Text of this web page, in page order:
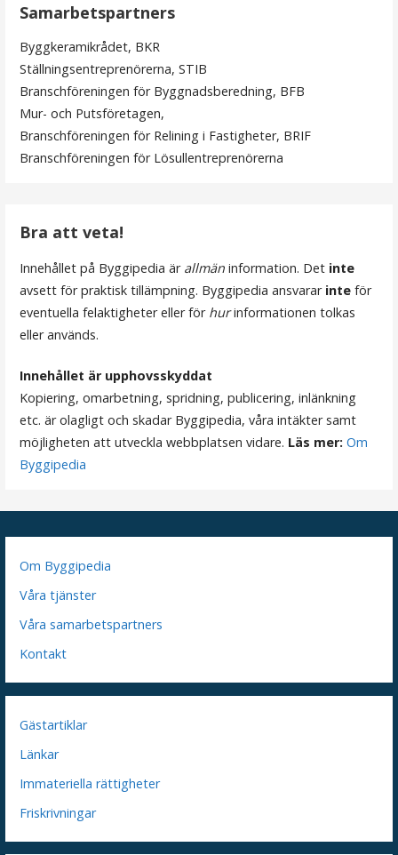
g
g
n
a
g
e
n
g
Samarbetspartners
Byggkeramikrådet, BKR
Ställningsentreprenörerna, STIB
Branschföreningen för Byggnadsberedning, BFB
Mur- och Putsföretagen,
Branschföreningen för Relining i Fastigheter, BRIF
Branschföreningen för Lösullentreprenörerna
Bra att veta!
Innehållet på Byggipedia är allmän information. Det inte
avsett för praktisk tillämpning. Byggipedia ansvarar inte för
eventuella felaktigheter eller för hurinformationen tolkas
eller används.
Innehållet är upphovsskyddat
Kopiering, omarbetning, spridning, publicering, inlänkning
etc. är olagligt och skadar Byggipedia, våra intäkter samt
möjligheten att utveckla webbplatsen vidare. Läs mer: Om
Byggipedia
Om Byggipedia
Våra tjänster
Våra samarbetspartners
Kontakt
Gästartiklar
Länkar
Immateriella rättigheter
Friskrivningar